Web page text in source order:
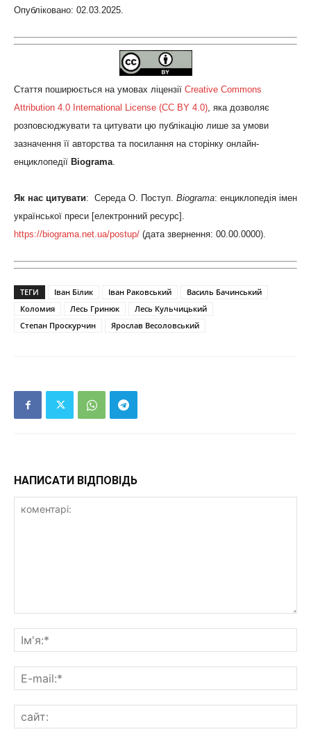
Опубліковано: 02.03.2025.
Стаття поширюється на умовах ліцензії Creative Commons
Attribution 4.0 International License (CC BY 4.0), яка дозволяє
розповсюджувати та цитувати цю публікацію лише за умови
зазначення її авторства та посилання на сторінку онлайн-
енциклопедії Biograma.
Як нас цитувати: Середа О. Поступ. Biograma: енциклопедія імен
української преси [електронний ресурс].
https://biograma.net.ua/postup/ (дата звернення: 00.00.0000).
ТЕГИ Іван Білик Іван Раковський
Василь Бачинський
Коломия
Лесь Гринюк
Лесь Кульчицький
Степан Проскурчин
Ярослав Весоловський
НАПИСАТИ ВІДПОВІДЬ